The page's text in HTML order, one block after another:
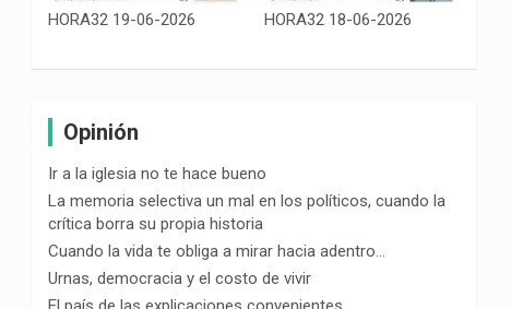
HORA32 19-06-2026 HORA32 18-06-2026
Opinión
Ir a la iglesia no te hace bueno
La memoria selectiva un mal en los políticos, cuando la
crítica borra su propia historia
Cuando la vida te obliga a mirar hacia adentro…
Urnas, democracia y el costo de vivir